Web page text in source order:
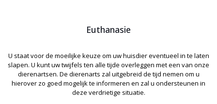
Euthanasie
U staat voor de moeilijke keuze om uw huisdier eventueel in te laten
slapen. U kunt uw twijfels ten alle tijde overleggen met een van onze
dierenartsen. De dierenarts zal uitgebreid de tijd nemen om u
hierover zo goed mogelijk te informeren en zal u ondersteunen in
deze verdrietige situatie.